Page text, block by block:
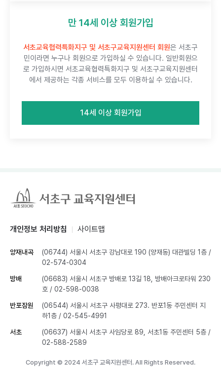
만 14세 이상 회원가입
서초교육협력특화지구 및 서초구교육지원센터 회원은 서초구
민이라면 누구나 회원으로 가입하실 수 있습니다. 일반회원으
로 가입하시면 서초교육협력특화지구 및 서초구교육지원센터
에서 제공하는 각종 서비스를 모두 이용하실 수 있습니다.
14세 이상 회원가입
개인정보 처리방침 사이트맵
양재내곡 (06744) 서울시 서초구 강남대로 190 (양재동) 대관빌딩 1층 /
02-574-0304
방배
(06683) 서울시 서초구 방배로 13길 18, 방배아크로타워 230
호 / 02-598-0038
반포잠원
(06544) 서울시 서초구 사평대로 273. 반포1동 주민센터 지
하1층 / 02-545-4991
서초 (06637) 서울시 서초구 사임당로 89, 서초1동 주민센터 5층 /
02-588-2589
Copyright © 2024 서초구 교육지원센터. All Rights Reserved.